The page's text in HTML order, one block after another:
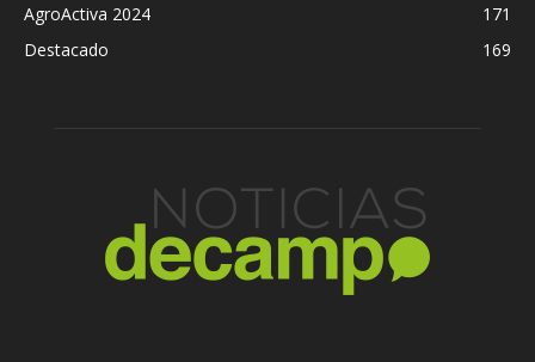
AgroActiva 2024
171
Destacado
169